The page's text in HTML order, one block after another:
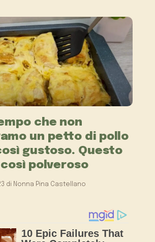
che non
un petto di pollo
gustoso. Questo
polveroso
di Nonna Pina Castellano